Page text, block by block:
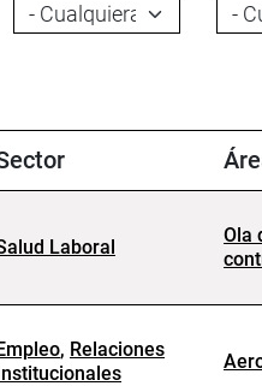
Laboral
Ola
, Relaciones